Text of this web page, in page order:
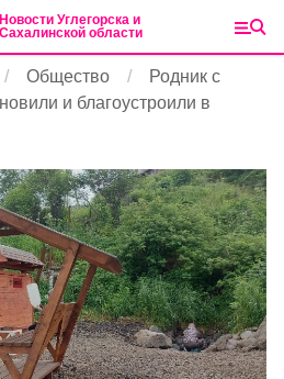
Новости Углегорска и
Сахалинской области
Общество
Родник с
и благоустроили в